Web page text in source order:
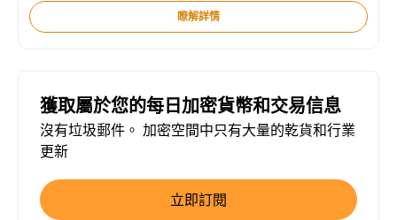
瞭解詳情
獲取屬於您的每日加密貨幣和交易信息
沒有垃圾郵件。 加密空間中只有大量的乾貨和行業
更新
立即訂閱